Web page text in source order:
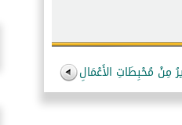
مِنْ مُحْبِطَاتِ الأَعْمَالِ